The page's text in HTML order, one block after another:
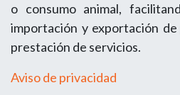
o consumo animal,
importación y exportación
prestación de servicios.
Aviso de privacidad